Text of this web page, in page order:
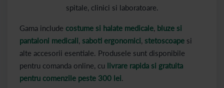
spitale, clinici si laboratoare.
Gama include costume si halate medicale, bluze si
pantaloni medicali, saboti ergonomici, stetoscoape si
alte accesorii esentiale. Produsele sunt disponibile
pentru comanda online, cu livrare rapida si gratuita
pentru comenzile peste 300 lei.